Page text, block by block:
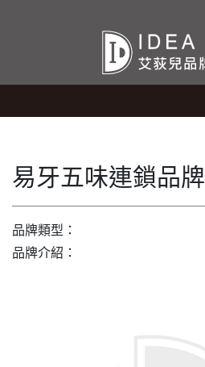
易牙五味連鎖品牌
品牌類型：
品牌介紹：